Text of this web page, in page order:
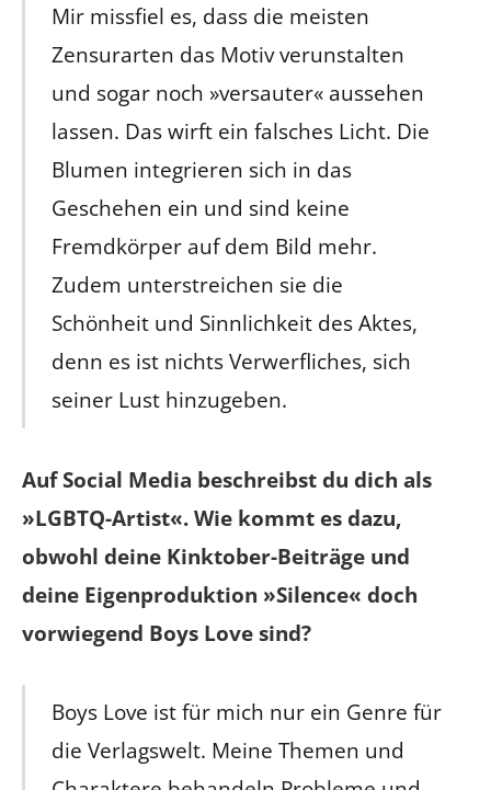
Mir missfiel es, dass die meisten
Zensurarten das Motiv verunstalten
und sogar noch »versauter« aussehen
lassen. Das wirft ein falsches Licht. Die
Blumen integrieren sich in das
Geschehen ein und sind keine
Fremdkörper auf dem Bild mehr.
Zudem unterstreichen sie die
Schönheit und Sinnlichkeit des Aktes,
denn es ist nichts Verwerfliches, sich
seiner Lust hinzugeben.
Auf Social Media beschreibst du dich als
»LGBTQ-Artist«. Wie kommt es dazu,
obwohl deine Kinktober-Beiträge und
deine Eigenproduktion »Silence« doch
vorwiegend Boys Love sind?
Boys Love ist für mich nur ein Genre für
die Verlagswelt. Meine Themen und